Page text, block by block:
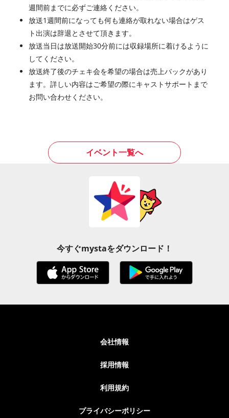
週間前までに必ずご連絡ください。
放送1週間前になっても何も連絡が取れない場合はゲス
ト出演は辞退とさせて頂きます。
放送当日は放送開始30分前には収録場所に着けるように
してください。
放送終了後のチェキ会を希望の場合は売上バックがあり
ます。詳しい内容はご希望の際にキャストサポートまで
お問い合わせください。
イベント一覧へ
今すぐmystaをダウンロード！
会社情報
採用情報
利用規約
プライバシーポリシー